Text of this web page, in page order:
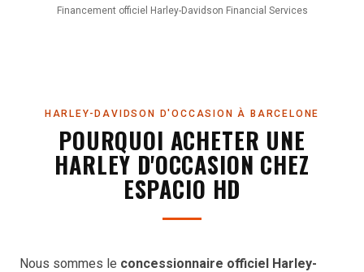
Financement officiel Harley-Davidson Financial Services
HARLEY-DAVIDSON D'OCCASION À BARCELONE
POURQUOI ACHETER UNE
HARLEY D'OCCASION CHEZ
ESPACIO HD
Nous sommes le concessionnaire officiel Harley-